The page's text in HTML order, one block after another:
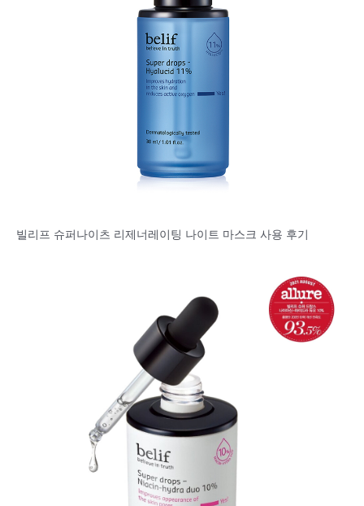
빌리프 슈퍼나이츠 리제너레이팅 나이트 마스크 사용 후기